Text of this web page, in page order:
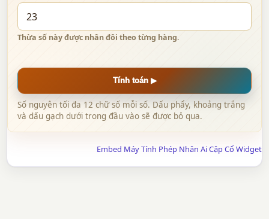
Thừa số này được nhân đôi theo từng hàng.
Tính toán ▶
Số nguyên tối đa 12 chữ số mỗi số. Dấu phẩy, khoảng trắng
và dấu gạch dưới trong đầu vào sẽ được bỏ qua.
Embed Máy Tính Phép Nhân Ai Cập Cổ Widget